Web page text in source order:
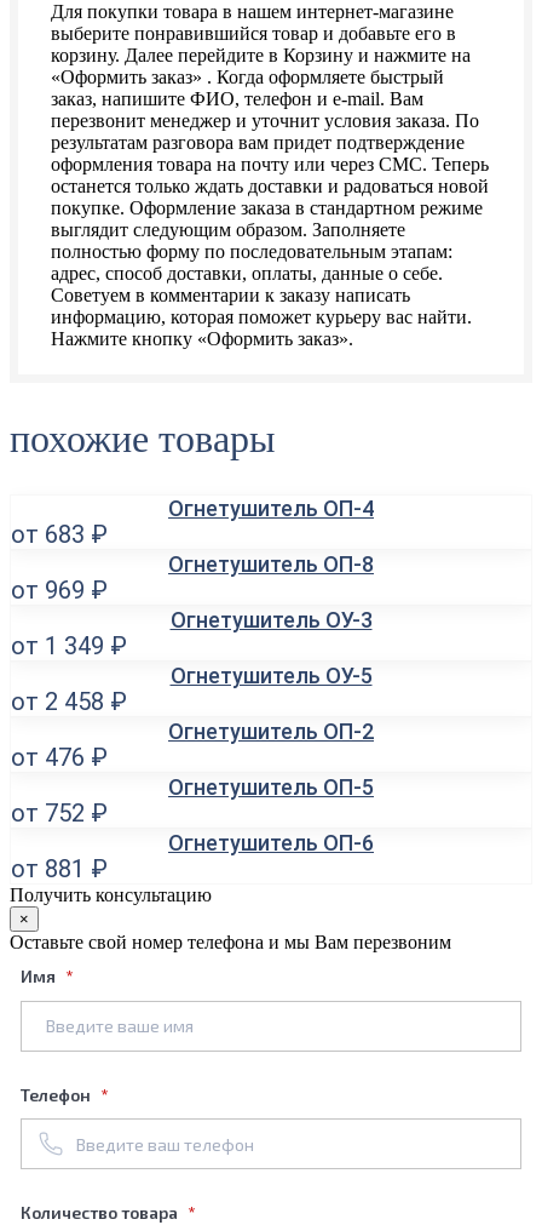
Для покупки товара в нашем интернет-магазине
выберите понравившийся товар и добавьте его в
корзину. Далее перейдите в Корзину и нажмите на
«Оформить заказ» . Когда оформляете быстрый
заказ, напишите ФИО, телефон и e-mail. Вам
перезвонит менеджер и уточнит условия заказа. По
результатам разговора вам придет подтверждение
оформления товара на почту или через СМС. Теперь
останется только ждать доставки и радоваться новой
покупке. Оформление заказа в стандартном режиме
выглядит следующим образом. Заполняете
полностью форму по последовательным этапам:
адрес, способ доставки, оплаты, данные о себе.
Советуем в комментарии к заказу написать
информацию, которая поможет курьеру вас найти.
Нажмите кнопку «Оформить заказ».
похожие товары
Огнетушитель ОП-4
от 683 ₽
Огнетушитель ОП-8
от 969 ₽
Огнетушитель ОУ-3
от 1 349 ₽
Огнетушитель ОУ-5
от 2 458 ₽
Огнетушитель ОП-2
от 476 ₽
Огнетушитель ОП-5
от 752 ₽
Огнетушитель ОП-6
от 881 ₽
Получить консультацию
×
Оставьте свой номер телефона и мы Вам перезвоним
Имя
Телефон
Количество товара